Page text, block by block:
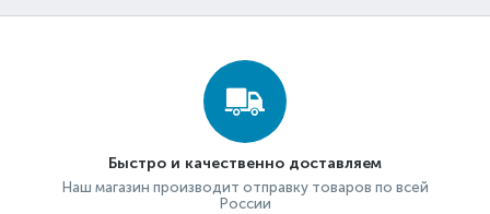
Быстро и качественно доставляем
Наш магазин производит отправку товаров по всей
России